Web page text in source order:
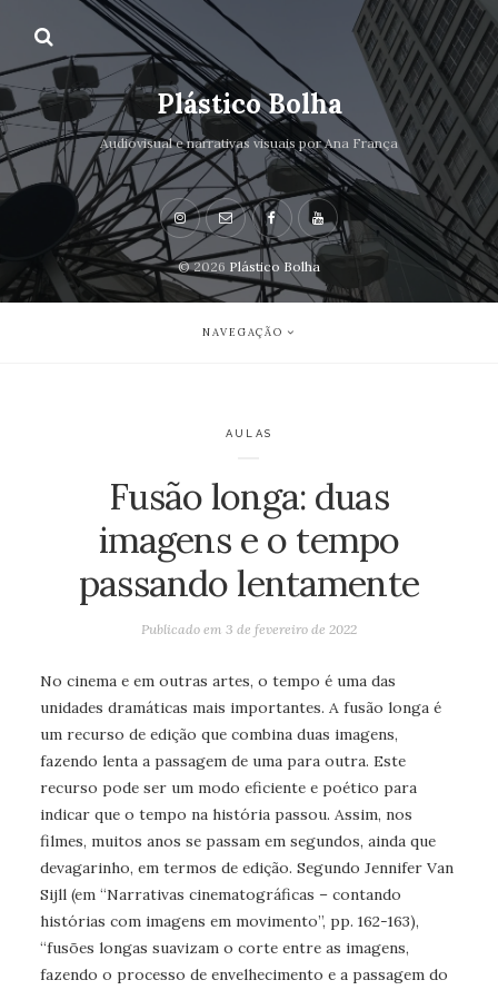
Plástico Bolha
Audiovisual e narrativas visuais por Ana França
© 2026 Plástico Bolha
NAVEGAÇÃO
AULAS
Fusão longa: duas
imagens e o tempo
passando lentamente
Publicado em 3 de fevereiro de 2022
No cinema e em outras artes, o tempo é uma das
unidades dramáticas mais importantes. A fusão longa é
um recurso de edição que combina duas imagens,
fazendo lenta a passagem de uma para outra. Este
recurso pode ser um modo eficiente e poético para
indicar que o tempo na história passou. Assim, nos
filmes, muitos anos se passam em segundos, ainda que
devagarinho, em termos de edição. Segundo Jennifer Van
Sijll (em “Narrativas cinematográficas – contando
histórias com imagens em movimento”, pp. 162-163),
“fusões longas suavizam o corte entre as imagens,
fazendo o processo de envelhecimento e a passagem do